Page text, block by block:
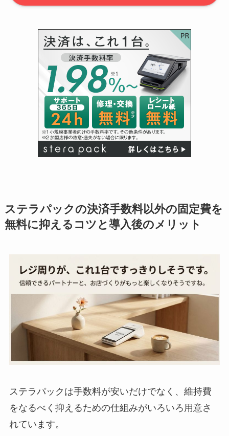
ステラパックの決済手数料以外の固定費を
無料に抑えるコツと導入後のメリット
ステラパックは手数料が安いだけでなく、維持費
をなるべく抑えるための仕組みがいろいろ用意さ
れています。